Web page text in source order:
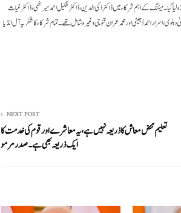
کی تیاریوں کا جائزہ لیا گیا۔ میٹنگ کے اہم شرکاء میں ڈاکٹر ذکی الدین، ڈاکٹر شکیل احمد میرٹھی، ڈاکٹر غیاث
اسرار احمد اُجینی اور محمد عمران قنوجی وغیرہ شامل تھے۔ تمام شرکاء کا شکریہ آل انڈیا
NEXT POST
تعلیم محض معاش کا ذریعہ نہیں ہے، یہ معاشرے اور قوم کی خدمت کا
ایک ذریعہ بھی ہے۔ صدر مرمو